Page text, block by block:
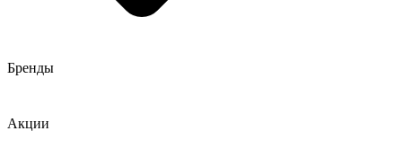
Бренды
Акции